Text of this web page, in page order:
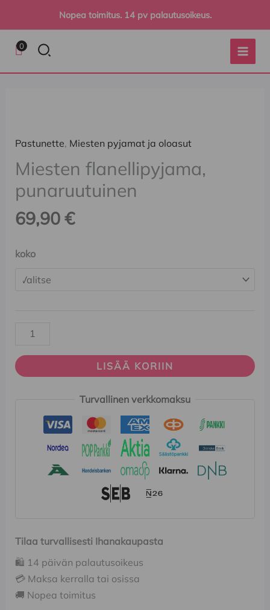
Nopea toimitus. 14 pv palautusoikeus.
0 Hae
Pastunette, Miesten pyjamat ja oloasut
Miesten flanellipyjama,
punaruutuinen
69,90€
koko
punaruutuinen
LISÄÄ KORIIN
Turvallinen verkkomaksu
Tilaa turvallisesti Ihanakaupasta
🛍️ 14 päivän palautusoikeus
💳 Maksa kerralla tai osissa
🚚 Nopea toimitus